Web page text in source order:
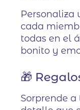
Personaliza
cada
todas en el
bonito y
🎁
Sorprende a